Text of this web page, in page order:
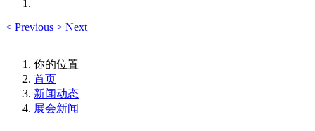
< Previous > Next
你的位置
首页
新闻动态
展会新闻